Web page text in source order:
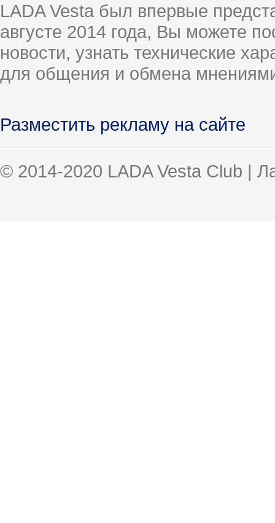
LADA Vesta был впервые
августе 2014 года, Вы можете
новости, узнать технические
для общения и обмена
Разместить рекламу на сайте
© 2014-2020 LADA Vesta Club |